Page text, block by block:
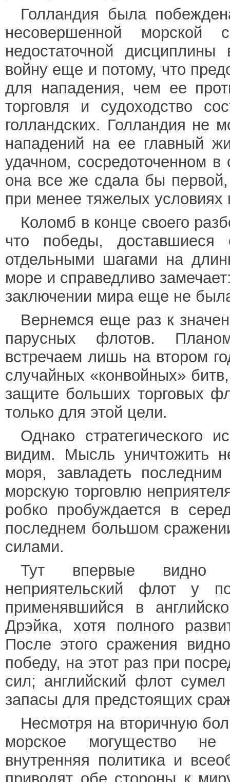
Голландия была
несовершенной
недостаточной
войну еще и потому, что
для нападения, чем ее
торговля и судоходство
голландских. Голландия не
нападений на ее главный
удачном, сосредоточенном в
она все же сдала бы
при менее тяжелых условиях
Коломб в конце своего
что победы,
отдельными шагами на
море и справедливо
заключении мира еще не
Вернемся еще раз к
парусных флотов.
встречаем лишь на втором
случайных «конвойных»
защите больших торговых
только для этой цели.
Однако стратегического
видим. Мысль уничтожить
моря, завладеть
морскую торговлю
робко пробуждается в
последнем большом
силами.
Тут впервые видно
неприятельский флот у
применявшийся в
Дрэйка, хотя полного
После этого сражения
победу, на этот раз при
сил; английский флот сумел
запасы для предстоящих
Несмотря на вторичную
морское могущество не
внутренняя политика и